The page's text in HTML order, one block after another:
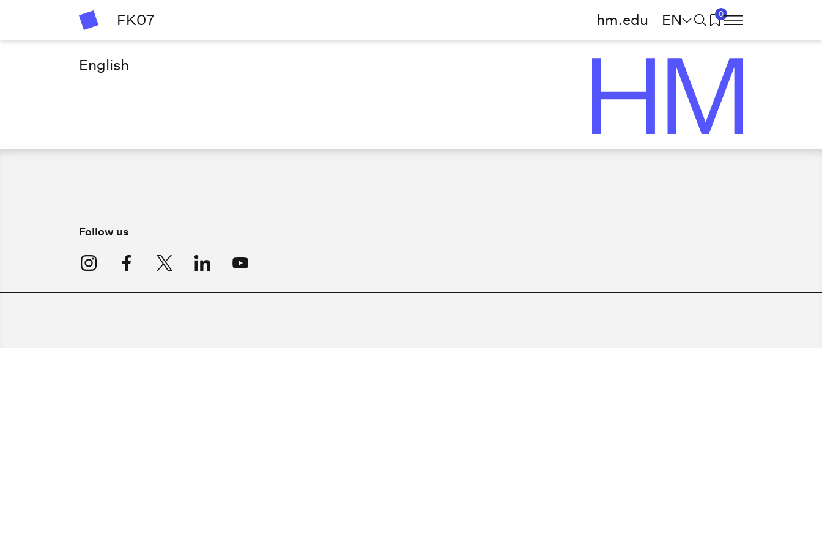
FK07 hm.edu EN 0
English
Follow us